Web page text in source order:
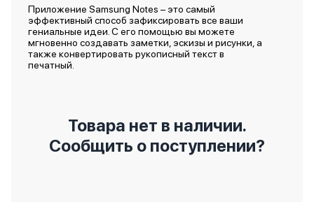
Приложение Samsung Notes – это самый
эффективный способ зафиксировать все ваши
гениальные идеи. С его помощью вы можете
мгновенно создавать заметки, эскизы и рисунки, а
также конвертировать рукописный текст в
печатный.
Товара нет в наличии.
Сообщить о поступлении?